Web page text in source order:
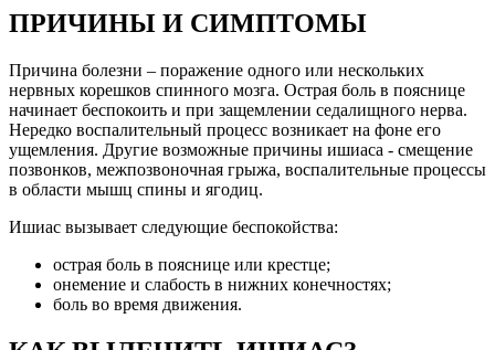
ПРИЧИНЫ И СИМПТОМЫ
Причина болезни – поражение одного или нескольких
нервных корешков спинного мозга. Острая боль в пояснице
начинает беспокоить и при защемлении седалищного нерва.
Нередко воспалительный процесс возникает на фоне его
ущемления. Другие возможные причины ишиаса - смещение
позвонков, межпозвоночная грыжа, воспалительные процессы
в области мышц спины и ягодиц.
Ишиас вызывает следующие беспокойства:
острая боль в пояснице или крестце;
онемение и слабость в нижних конечностях;
боль во время движения.